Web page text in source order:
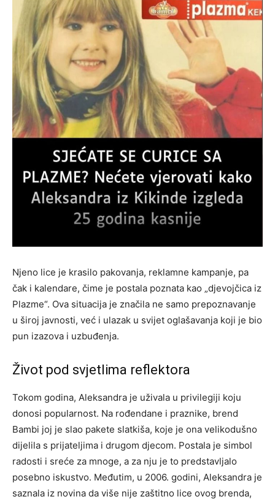
Njeno lice je krasilo pakovanja, reklamne kampanje, pa
čak i kalendare, čime je postala poznata kao „djevojčica iz
Plazme“. Ova situacija je značila ne samo prepoznavanje
u široj javnosti, već i ulazak u svijet oglašavanja koji je bio
pun izazova i uzbuđenja.
Život pod svjetlima reflektora
Tokom godina, Aleksandra je uživala u privilegiji koju
donosi popularnost. Na rođendane i praznike, brend
Bambi joj je slao pakete slatkiša, koje je ona velikodušno
dijelila s prijateljima i drugom djecom. Postala je simbol
radosti i sreće za mnoge, a za nju je to predstavljalo
posebno iskustvo. Međutim, u 2006. godini, Aleksandra je
saznala iz novina da više nije zaštitno lice ovog brenda,